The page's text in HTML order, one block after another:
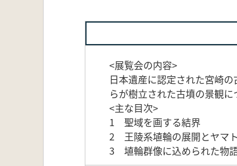
<展覧会の内容>
日本遺産に認定された宮崎
らが樹立された古墳の景観に
<主な目次>
1 聖域を画する結界
2 王陵系埴輪の展開とヤマ
3 埴輪群像に込められた物